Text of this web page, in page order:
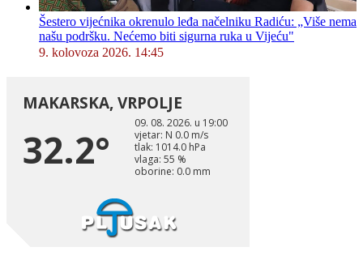
Šestero vijećnika okrenulo leđa načelniku Radiću: „Više nema
našu podršku. Nećemo biti sigurna ruka u Vijeću"
9. kolovoza 2026. 14:45